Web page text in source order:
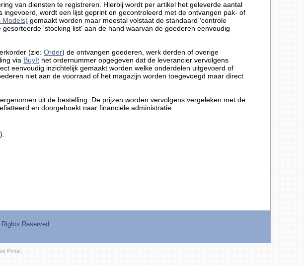
van diensten te registreren. Hierbij wordt per artikel het geleverde aantal
wordt een lijst geprint en gecontroleerd met de ontvangen pak- of
Models) gemaakt worden maar meestal volstaat de standaard 'controle
'stocking list' aan de hand waarvan de goederen eenvoudig
(zie:Order) de ontvangen goederen, werk derden of overige
via BuyIt het ordernummer opgegeven dat de leverancier vervolgens
eenvoudig inzichtelijk gemaakt worden welke onderdelen uitgevoerd of
niet aan de voorraad of het magazijn worden toegevoegd maar direct
uit de bestelling. De prijzen worden vervolgens vergeleken met de
en doorgeboekt naar financiële administratie.
Rights Reserved.
Portal.